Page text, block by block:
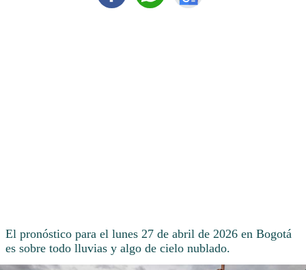
El pronóstico para el lunes 27 de abril de 2026 en Bogotá
es sobre todo lluvias y algo de cielo nublado.